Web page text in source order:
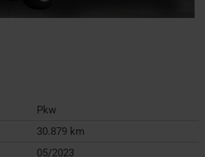
Pkw
30.879 km
05/2023